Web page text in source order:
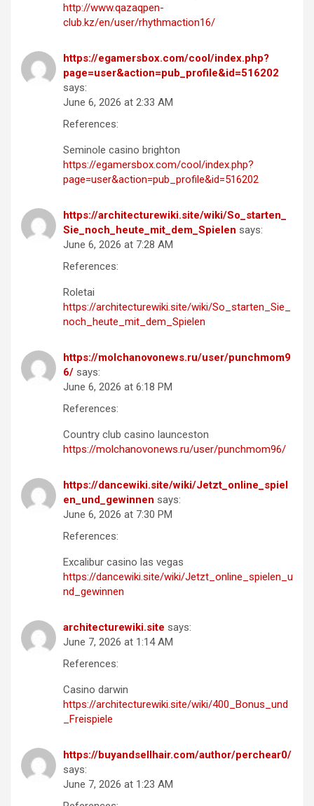
http://www.qazaqpen-
club.kz/en/user/rhythmaction16/
https://egamersbox.com/cool/index.php?
page=user&action=pub_profile&id=516202
says:
June 6, 2026 at 2:33 AM
References:
Seminole casino brighton
https://egamersbox.com/cool/index.php?
page=user&action=pub_profile&id=516202
https://architecturewiki.site/wiki/So_starten_
Sie_noch_heute_mit_dem_Spielen says:
June 6, 2026 at 7:28 AM
References:
Roletai
https://architecturewiki.site/wiki/So_starten_Sie_
noch_heute_mit_dem_Spielen
https://molchanovonews.ru/user/punchmom9
6/ says:
June 6, 2026 at 6:18 PM
References:
Country club casino launceston
https://molchanovonews.ru/user/punchmom96/
https://dancewiki.site/wiki/Jetzt_online_spiel
en_und_gewinnen says:
June 6, 2026 at 7:30 PM
References:
Excalibur casino las vegas
https://dancewiki.site/wiki/Jetzt_online_spielen_u
nd_gewinnen
architecturewiki.site says:
June 7, 2026 at 1:14 AM
References:
Casino darwin
https://architecturewiki.site/wiki/400_Bonus_und
_Freispiele
https://buyandsellhair.com/author/perchear0/
says:
June 7, 2026 at 1:23 AM